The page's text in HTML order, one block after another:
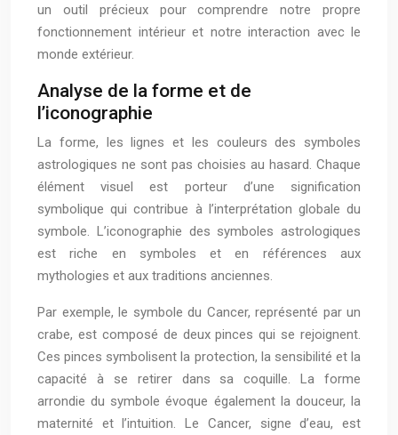
un outil précieux pour comprendre notre propre
fonctionnement intérieur et notre interaction avec le
monde extérieur.
Analyse de la forme et de
l’iconographie
La forme, les lignes et les couleurs des symboles
astrologiques ne sont pas choisies au hasard. Chaque
élément visuel est porteur d’une signification
symbolique qui contribue à l’interprétation globale du
symbole. L’iconographie des symboles astrologiques
est riche en symboles et en références aux
mythologies et aux traditions anciennes.
Par exemple, le symbole du Cancer, représenté par un
crabe, est composé de deux pinces qui se rejoignent.
Ces pinces symbolisent la protection, la sensibilité et la
capacité à se retirer dans sa coquille. La forme
arrondie du symbole évoque également la douceur, la
maternité et l’intuition. Le Cancer, signe d’eau, est